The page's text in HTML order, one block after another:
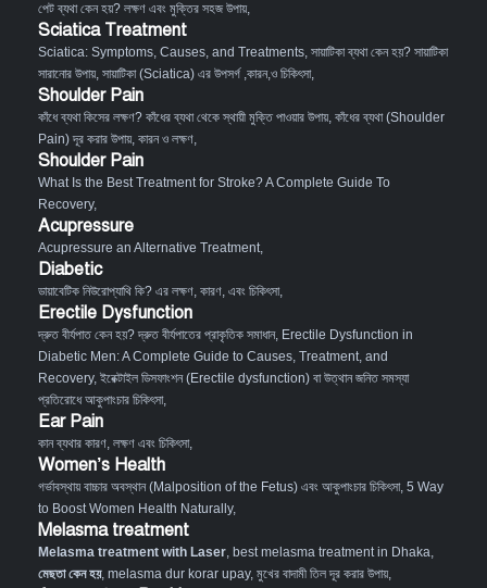
পেট ব্যথা কেন হয়? লক্ষণ এবং মুক্তির সহজ উপায়,
Sciatica Treatment
Sciatica: Symptoms, Causes, and Treatments, সায়াটিকা ব্যথা কেন হয়? সায়াটিকা
সারানোর উপায়, সায়াটিকা (Sciatica) এর উপসর্গ ,কারন,ও চিকিৎসা,
Shoulder Pain
কাঁধে ব্যথা কিসের লক্ষণ? কাঁধের ব্যথা থেকে স্থায়ী মুক্তি পাওয়ার উপায়, কাঁধের ব্যথা (Shoulder
Pain) দূর করার উপায়, কারন ও লক্ষণ,
Shoulder Pain
What Is the Best Treatment for Stroke? A Complete Guide To
Recovery,
Acupressure
Acupressure an Alternative Treatment,
Diabetic
ডায়াবেটিক নিউরোপ্যাথি কি? এর লক্ষণ, কারণ, এবং চিকিৎসা,
Erectile Dysfunction
দ্রুত বীর্যপাত কেন হয়? দ্রুত বীর্যপাতের প্রাকৃতিক সমাধান, Erectile Dysfunction in
Diabetic Men: A Complete Guide to Causes, Treatment, and
Recovery, ইরেক্টাইল ডিসফাংশন (Erectile dysfunction) বা উত্থান জনিত সমস্যা
প্রতিরোধে আকুপাংচার চিকিৎসা,
Ear Pain
কান ব্যথার কারণ, লক্ষণ এবং চিকিৎসা,
Women’s Health
গর্ভাবস্থায় বাচ্চার অবস্থান (Malposition of the Fetus) এবং আকুপাংচার চিকিৎসা, 5 Way
to Boost Women Health Naturally,
Melasma treatment
Melasma treatment with Laser, best melasma treatment in Dhaka,
মেছতা কেন হয়, melasma dur korar upay, মুখের বাদামী তিল দূর করার উপায়,